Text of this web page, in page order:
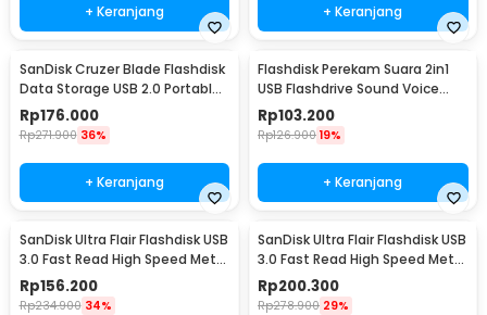
+ Keranjang + Keranjang
SanDisk Cruzer Blade Flashdisk
Data Storage USB 2.0 Portable
64GB - SDCZ50
Rp176.000
Rp271.900 36%
+ Keranjang
Flashdisk Perekam Suara 2in1
USB Flashdrive Sound Voice
Recorder 8GB
Rp103.200
Rp126.900 19%
+ Keranjang
SanDisk Ultra Flair Flashdisk USB
3.0 Fast Read High Speed Metal
Case 16GB - SDCZ73
Rp156.200
Rp234.900 34%
SanDisk Ultra Flair Flashdisk USB
3.0 Fast Read High Speed Metal
Case 32GB - SDCZ73
Rp200.300
Rp278.900 29%